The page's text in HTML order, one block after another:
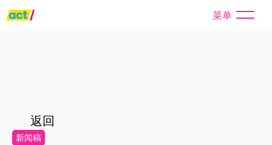
菜单
返回
新闻稿